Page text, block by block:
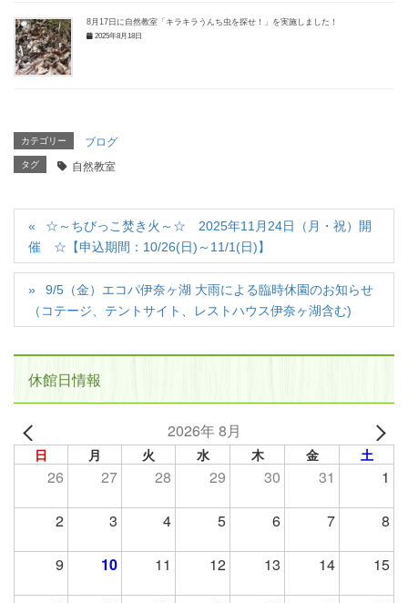
8月17日に自然教室「キラキラうんち虫を探せ！」を実施しました！
2025年8月18日
カテゴリー ブログ
タグ 自然教室
☆～ちびっこ焚き火～☆ 2025年11月24日（月・祝）開
催 ☆【申込期間：10/26(日)～11/1(日)】
9/5（金）エコパ伊奈ヶ湖 大雨による臨時休園のお知らせ
（コテージ、テントサイト、レストハウス伊奈ヶ湖含む)
休館日情報
2026年 8月
日 月 火 水 木 金 土
26 27 28 29 30 31 1
2 3 4 5 6 7 8
9 10 11 12 13 14 15